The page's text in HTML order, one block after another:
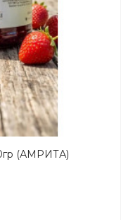
(АМРИТА)